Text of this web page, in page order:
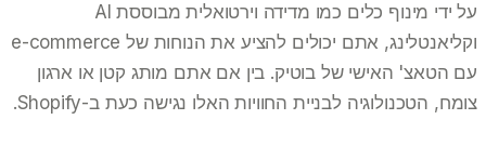
על ידי מינוף כלים כמו מדידה וירטואלית מבוססת AI
וקליאנטלינג, אתם יכולים להציע את הנוחות של e-commerce
עם הטאצ' האישי של בוטיק. בין אם אתם מותג קטן או ארגון
צומח, הטכנולוגיה לבניית החוויות האלו נגישה כעת ב-Shopify.